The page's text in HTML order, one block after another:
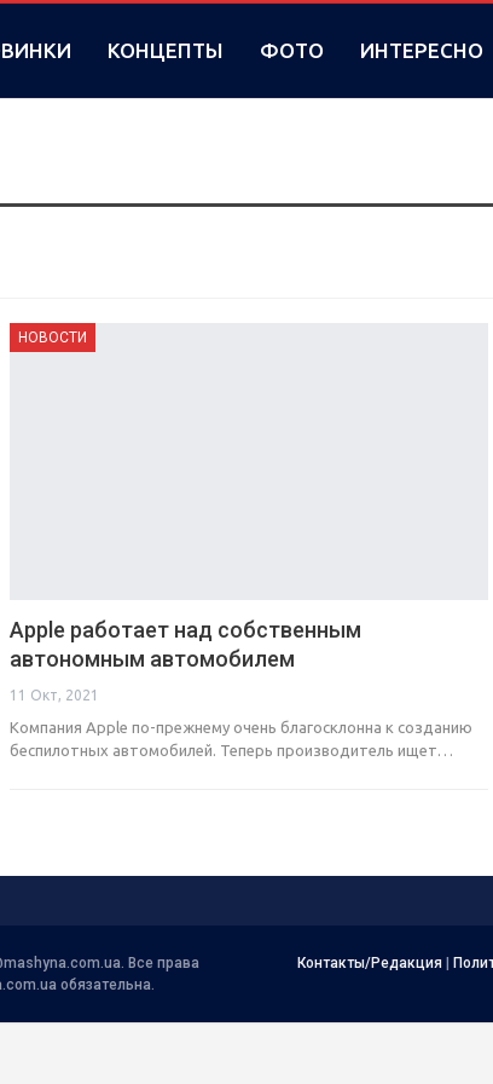
КОНЦЕПТЫ ФОТО ИНТЕРЕСНО
НОВОСТИ
Apple работает над собственным
автономным автомобилем
11 Окт, 2021
Компания Apple по-прежнему очень благосклонна к созданию
беспилотных автомобилей. Теперь производитель ищет…
. Все права
обязательна.
Контакты/Редакция